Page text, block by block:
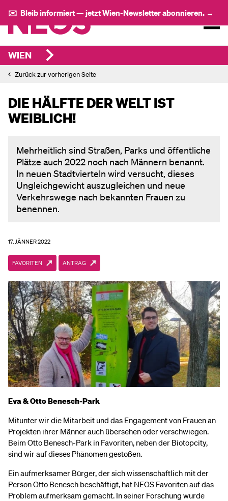
✉️ Bleib informiert — jetzt Wien-Newsletter abonnieren. →
WIEN
Zurück zur vorherigen Seite
DIE HÄLFTE DER WELT IST
WEIBLICH!
Mehrheitlich sind Straßen, Parks und öffentliche
Plätze auch 2022 noch nach Männern benannt.
In neuen Stadtvierteln wird versucht, dieses
Ungleichgewicht auszugleichen und neue
Verkehrswege nach bekannten Frauen zu
benennen.
17. JÄNNER 2022
FAVORITEN ANTRAG
Eva & Otto Benesch-Park
Mitunter wir die Mitarbeit und das Engagement von Frauen an
Projekten ihrer Männer auch übersehen oder verschwiegen.
Beim Otto Benesch-Park in Favoriten, neben der Biotopcity,
sind wir auf dieses Phänomen gestoßen.
Ein aufmerksamer Bürger, der sich wissenschaftlich mit der
Person Otto Benesch beschäftigt, hat NEOS Favoriten auf das
Problem aufmerksam gemacht. In seiner Forschung wurde